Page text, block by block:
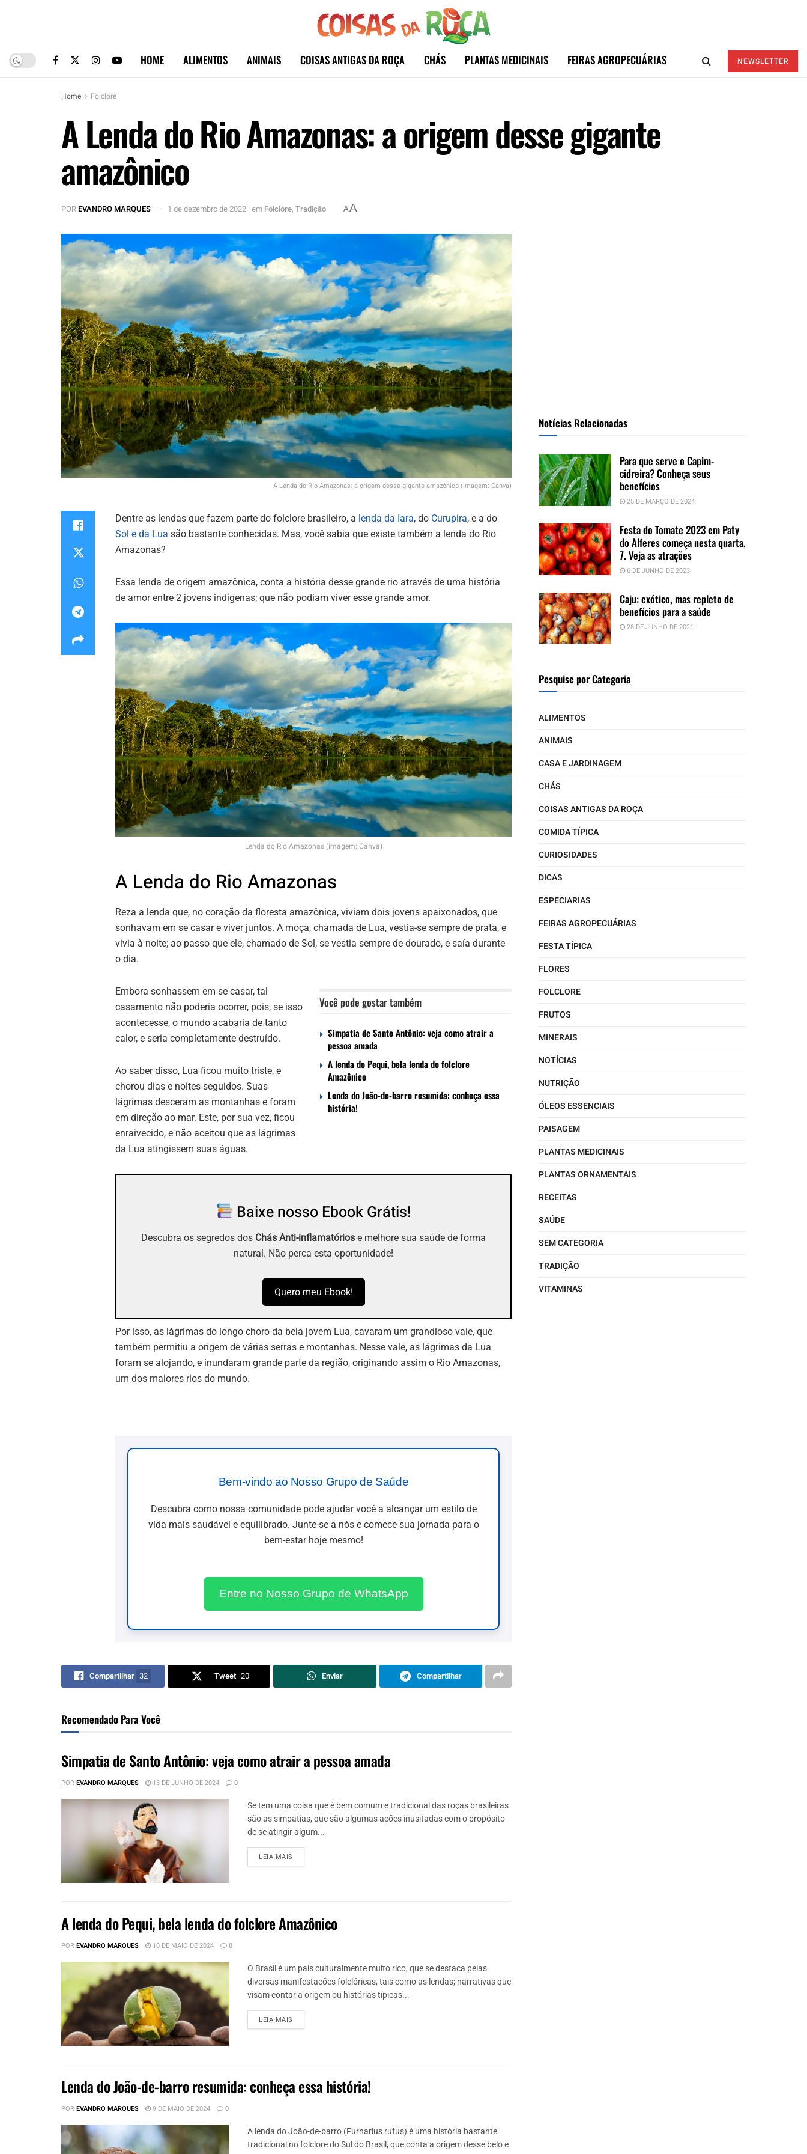
HOME ALIMENTOS ANIMAIS COISAS ANTIGAS DA ROÇA CHÁS PLANTAS MEDICINAIS FEIRAS AGROPECUÁRIAS NEWSLETTER
Home Folclore
A Lenda do Rio Amazonas: a origem desse gigante
amazônico
POREVANDRO MARQUES 1 de dezembro de 2022 em Folclore, Tradição AA
A Lenda do Rio Amazonas: a origem desse gigante amazônico (imagem: Canva)
Dentre as lendas que fazem parte do folclore brasileiro, a lenda da Iara, do Curupira, e a do
Sol e da Lua são bastante conhecidas. Mas, você sabia que existe também a lenda do Rio
Amazonas?
Essa lenda de origem amazônica, conta a história desse grande rio através de uma história
de amor entre 2 jovens indígenas; que não podiam viver esse grande amor.
Lenda do Rio Amazonas (imagem: Canva)
A Lenda do Rio Amazonas
Reza a lenda que, no coração da floresta amazônica, viviam dois jovens apaixonados, que
sonhavam em se casar e viver juntos. A moça, chamada de Lua, vestia-se sempre de prata, e
vivia à noite; ao passo que ele, chamado de Sol, se vestia sempre de dourado, e saía durante
o dia.
Você pode gostar também
Simpatia de Santo Antônio: veja como atrair a
pessoa amada
A lenda do Pequi, bela lenda do folclore
Amazônico
Lenda do João-de-barro resumida: conheça essa
história!
Embora sonhassem em se casar, tal
casamento não poderia ocorrer, pois, se isso
acontecesse, o mundo acabaria de tanto
calor, e seria completamente destruído.
Ao saber disso, Lua ficou muito triste, e
chorou dias e noites seguidos. Suas
lágrimas desceram as montanhas e foram
em direção ao mar. Este, por sua vez, ficou
enraivecido, e não aceitou que as lágrimas
da Lua atingissem suas águas.
Baixe nosso Ebook Grátis!
Descubra os segredos dos Chás Anti-inflamatórios e melhore sua saúde de forma
natural. Não perca esta oportunidade!
Quero meu Ebook!
Por isso, as lágrimas do longo choro da bela jovem Lua, cavaram um grandioso vale, que
também permitiu a origem de várias serras e montanhas. Nesse vale, as lágrimas da Lua
foram se alojando, e inundaram grande parte da região, originando assim o Rio Amazonas,
um dos maiores rios do mundo.
Bem-vindo ao Nosso Grupo de Saúde
Descubra como nossa comunidade pode ajudar você a alcançar um estilo de
vida mais saudável e equilibrado. Junte-se a nós e comece sua jornada para o
bem-estar hoje mesmo!
Entre no Nosso Grupo de WhatsApp
Compartilhar 32 Tweet 20 Enviar Compartilhar
Recomendado Para Você
Simpatia de Santo Antônio: veja como atrair a pessoa amada
POREVANDRO MARQUES 13 DE JUNHO DE 2024 0
Se tem uma coisa que é bem comum e tradicional das roças brasileiras
são as simpatias, que são algumas ações inusitadas com o propósito
de se atingir algum...
LEIA MAIS
A lenda do Pequi, bela lenda do folclore Amazônico
POREVANDRO MARQUES 10 DE MAIO DE 2024 0
O Brasil é um país culturalmente muito rico, que se destaca pelas
diversas manifestações folclóricas, tais como as lendas; narrativas que
visam contar a origem ou histórias típicas...
LEIA MAIS
Lenda do João-de-barro resumida: conheça essa história!
POREVANDRO MARQUES 9 DE MAIO DE 2024 0
A lenda do João-de-barro (Furnarius rufus) é uma história bastante
tradicional no folclore do Sul do Brasil, que conta a origem desse belo e
Notícias Relacionadas
Para que serve o Capim-
cidreira? Conheça seus
benefícios
25 DE MARÇO DE 2024
Festa do Tomate 2023 em Paty
do Alferes começa nesta quarta,
7. Veja as atrações
6 DE JUNHO DE 2023
Caju: exótico, mas repleto de
benefícios para a saúde
28 DE JUNHO DE 2021
Pesquise por Categoria
ALIMENTOS
ANIMAIS
CASA E JARDINAGEM
CHÁS
COISAS ANTIGAS DA ROÇA
COMIDA TÍPICA
CURIOSIDADES
DICAS
ESPECIARIAS
FEIRAS AGROPECUÁRIAS
FESTA TÍPICA
FLORES
FOLCLORE
FRUTOS
MINERAIS
NOTÍCIAS
NUTRIÇÃO
ÓLEOS ESSENCIAIS
PAISAGEM
PLANTAS MEDICINAIS
PLANTAS ORNAMENTAIS
RECEITAS
SAÚDE
SEM CATEGORIA
TRADIÇÃO
VITAMINAS